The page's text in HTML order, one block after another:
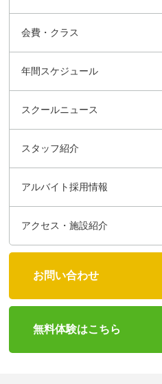
会費・クラス
年間スケジュール
スクールニュース
スタッフ紹介
アルバイト採用情報
アクセス・施設紹介
お問い合わせ
無料体験はこちら